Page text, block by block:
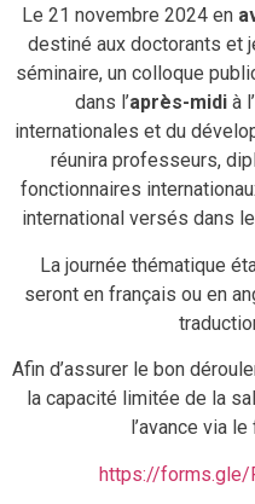
Le 21 novembre 2024 en
destiné aux doctorants et
séminaire, un colloque
dans l’après-midi à
internationales et du
réunira professeurs,
fonctionnaires
international versés dans
La journée thématique
seront en français ou en
Afin d’assurer le bon
la capacité limitée de la
l’avance via
https://forms.gle/